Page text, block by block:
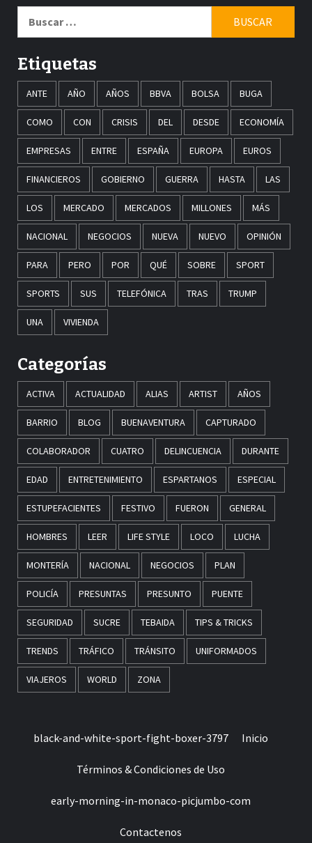
Etiquetas
ANTE AÑO AÑOS BBVA BOLSA BUGA
COMO CON CRISIS DEL DESDE ECONOMÍA
EMPRESAS ENTRE ESPAÑA EUROPA EUROS
FINANCIEROS GOBIERNO GUERRA HASTA LAS
LOS MERCADO MERCADOS MILLONES MÁS
NACIONAL NEGOCIOS NUEVA NUEVO OPINIÓN
PARA PERO POR QUÉ SOBRE SPORT
SPORTS SUS TELEFÓNICA TRAS TRUMP
UNA VIVIENDA
Categorías
ACTIVA ACTUALIDAD ALIAS ARTIST AÑOS
BARRIO BLOG BUENAVENTURA CAPTURADO
COLABORADOR CUATRO DELINCUENCIA DURANTE
EDAD ENTRETENIMIENTO ESPARTANOS ESPECIAL
ESTUPEFACIENTES FESTIVO FUERON GENERAL
HOMBRES LEER LIFE STYLE LOCO LUCHA
MONTERÍA NACIONAL NEGOCIOS PLAN
POLICÍA PRESUNTAS PRESUNTO PUENTE
SEGURIDAD SUCRE TEBAIDA TIPS & TRICKS
TRENDS TRÁFICO TRÁNSITO UNIFORMADOS
VIAJEROS WORLD ZONA
black-and-white-sport-fight-boxer-3797 Inicio
Términos & Condiciones de Uso
early-morning-in-monaco-picjumbo-com
Contactenos